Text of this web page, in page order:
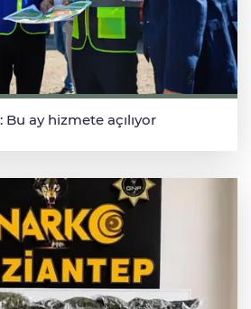
ay hizmete açılıyor